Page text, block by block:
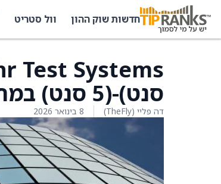
חדשות שוק ההון וול סטריט
סנט)-(5 סנט) במחצית השנייה של 2026
דה פליי (TheFly) 8 בינואר 2026